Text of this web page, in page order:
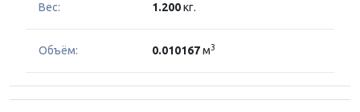
Вес: 1.200кг.
Объём: 0.010167м3